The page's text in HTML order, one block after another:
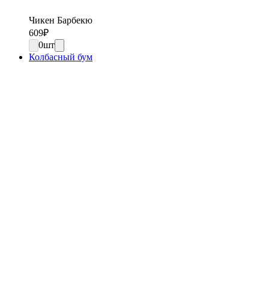
Чикен Барбекю
609₽
0шт
Колбасный бум